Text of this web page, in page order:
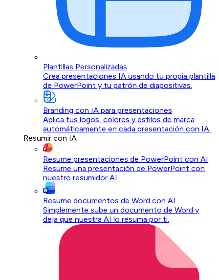
Plantillas Personalizadas
Crea presentaciones IA usando tu propia plantilla
de PowerPoint y tu patrón de diapositivas.
Branding con IA para presentaciones
Aplica tus logos, colores y estilos de marca
automáticamente en cada presentación con IA.
Resumir con IA
Resume presentaciones de PowerPoint con AI
Resume una presentación de PowerPoint con
nuestro resumidor AI.
Resume documentos de Word con AI
Simplemente sube un documento de Word y
deja que nuestra AI lo resuma por ti.